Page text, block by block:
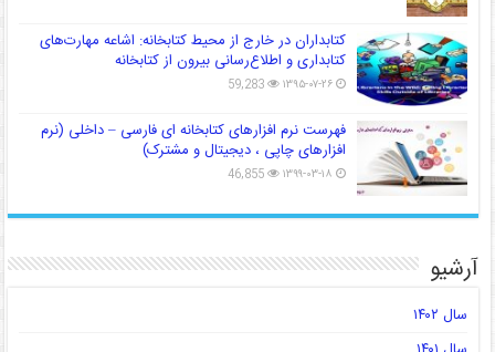
کتابداران در خارج از محیط کتابخانه: اشاعه مهارت‌های
کتابداری و اطلاع‌رسانی بیرون از کتابخانه
۱۳۹۵-۰۷-۲۶ 59,283
فهرست نرم افزارهای کتابخانه ای فارسی – داخلی (نرم
افزارهای چاپی ، دیجیتال و مشترک)
۱۳۹۹-۰۳-۱۸ 46,855
آرشیو
سال ۱۴۰۲